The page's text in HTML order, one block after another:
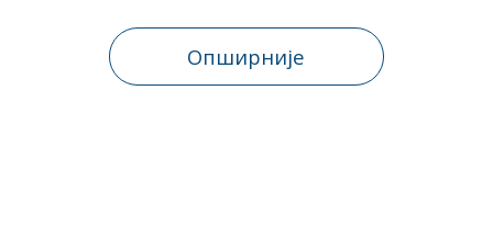
Опширније